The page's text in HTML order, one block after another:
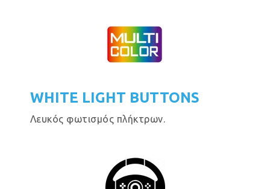
WHITE LIGHT BUTTONS
Λευκός φωτισμός πλήκτρων.